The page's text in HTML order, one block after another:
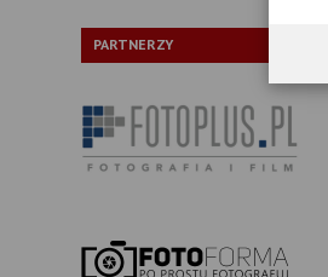
PARTNERZY